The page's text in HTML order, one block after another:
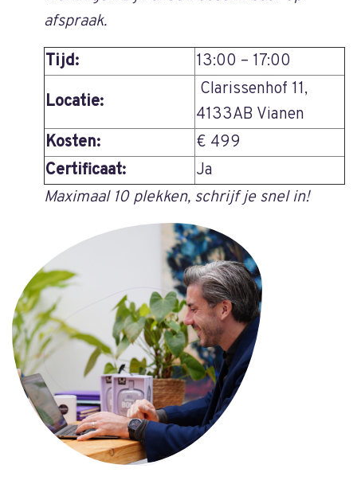
afspraak.
Tijd:
13:00 – 17:00
Locatie:
Clarissenhof 11,
4133AB Vianen
Kosten:
€ 499
Certificaat:
Ja
Maximaal 10 plekken, schrijf je snel in!